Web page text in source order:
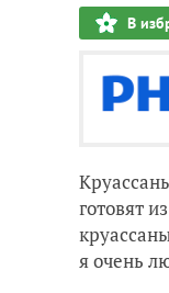
В
готовят
я очень